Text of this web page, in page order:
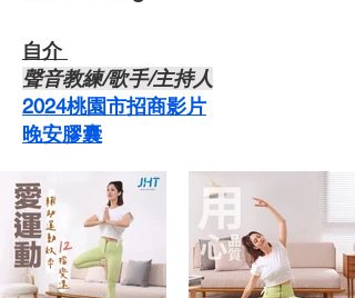
自介 ​
​聲音教練/歌手/主持人
2024桃園市招商影片
晚安膠囊